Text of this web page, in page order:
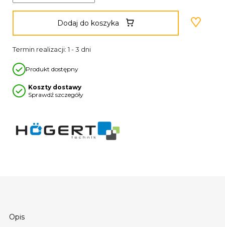
Opis
Dodaj do koszyka
Termin realizacji: 1 - 3 dni
Produkt dostępny
Koszty dostawy
Sprawdź szczegóły